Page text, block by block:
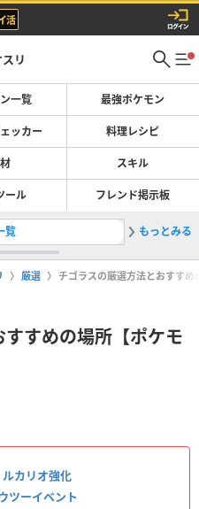
リ
一覧 最強ポケモン
ッカー 料理レシピ
スキル
ール フレンド掲示板
覧 2サラダ
もっとみる
厳選 チゴラスの厳選方法とおすす
すめの場所【ポケモ
カリオ強化
ツーイベント